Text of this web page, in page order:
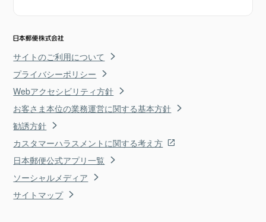
サイトのご利用について
プライバシーポリシー
Webアクセシビリティ方針
お客さま本位の業務運営に関する基本方針
勧誘方針
カスタマーハラスメントに関する考え方
日本郵便公式アプリ一覧
ソーシャルメディア
サイトマップ